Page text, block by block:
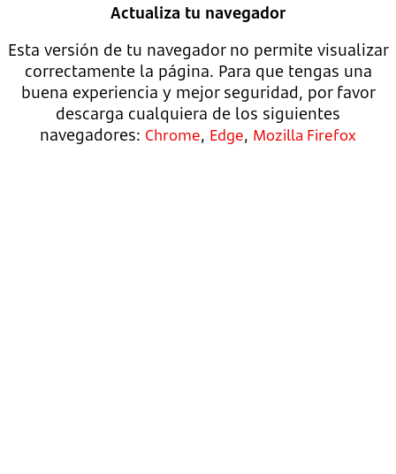
Actualiza tu navegador
Esta versión de tu navegador no permite visualizar
correctamente la página. Para que tengas una
buena experiencia y mejor seguridad, por favor
descarga cualquiera de los siguientes
navegadores: Chrome, Edge, Mozilla Firefox